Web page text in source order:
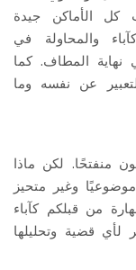
الأماكن جيدة
والمحاولة في
نهاية المطاف. كما
عن نفسه وما
منفتحًا. لكن ماذا
وغير متحيز
من قبلكم كآباء
لأي قضية وتحليلها